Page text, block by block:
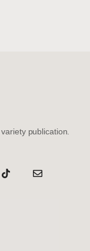
publication.